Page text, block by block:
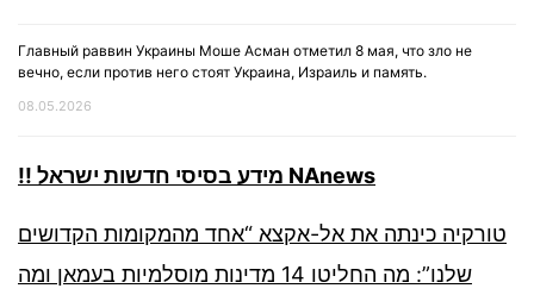
Главный раввин Украины Моше Асман отметил 8 мая, что зло не
вечно, если против него стоят Украина, Израиль и память.
08.05.2026
!! מידע בסיסי חדשות ישראל NAnews
טורקיה כינתה את אל-אקצא “אחד מהמקומות הקדושים
שלנו”: מה החליטו 14 מדינות מוסלמיות בעמאן ומה